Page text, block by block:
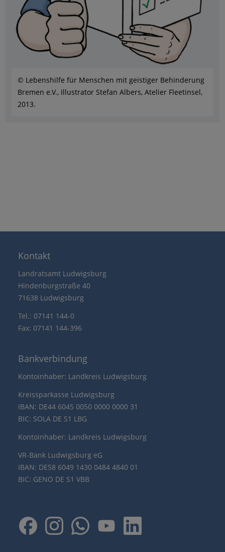
© Lebenshilfe für Menschen mit geistiger Behinderung
Bremen e.V., Illustrator Stefan Albers, Atelier Fleetinsel,
2013.
Kontakt
Landratsamt Ludwigsburg
Hindenburgstraße 40
71638 Ludwigsburg
Tel.: 07141 144-0
Fax: 07141 144-396
Bankverbindung
Kontoinhaber: Landkreis Ludwigsburg
Kreissparkasse Ludwigsburg
IBAN: DE44 6045 0050 0000 0000 31
BIC: SOLA DE S1 LBG
Kontoinhaber: Landkreis Ludwigsburg
VR-Bank Ludwigsburg eG
IBAN: DE58 6049 1430 0484 4840 01
BIC: GENO DE S1 VBB